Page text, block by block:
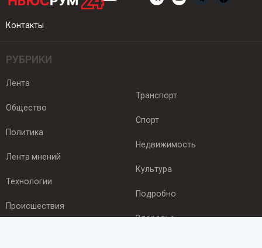
Контакты
РУБРИКИ
Лента
Общество
Политика
Лента мнений
Технологии
Происшествия
Транспорт
Спорт
Недвижимость
Культура
Подробно
Здоровье